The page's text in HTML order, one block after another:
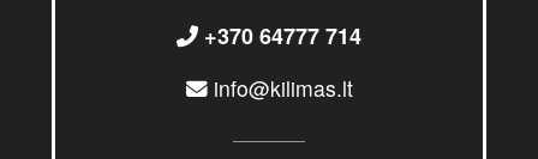
+370 64777 714
info@kilimas.lt